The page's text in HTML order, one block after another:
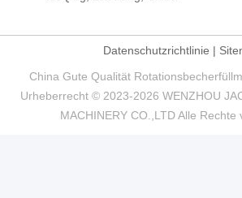
Datenschutzrichtlinie |
China Gute Qualität
Urheberrecht © 2023-2026 WENZHOU
MACHINERY CO.,LTD Alle Rechte